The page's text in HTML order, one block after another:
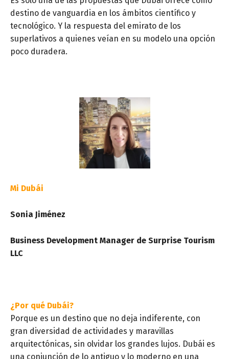
destino de vanguardia en los ámbitos científico y
tecnológico. Y la respuesta del emirato de los
superlativos a quienes veían en su modelo una opción
poco duradera.
Mi Dubái
Sonia Jiménez
Business Development Manager de Surprise Tourism
LLC
¿Por qué Dubái?
Porque es un destino que no deja indiferente, con
gran diversidad de actividades y maravillas
arquitectónicas, sin olvidar los grandes lujos. Dubái es
una conjunción de lo antiguo y lo moderno en una